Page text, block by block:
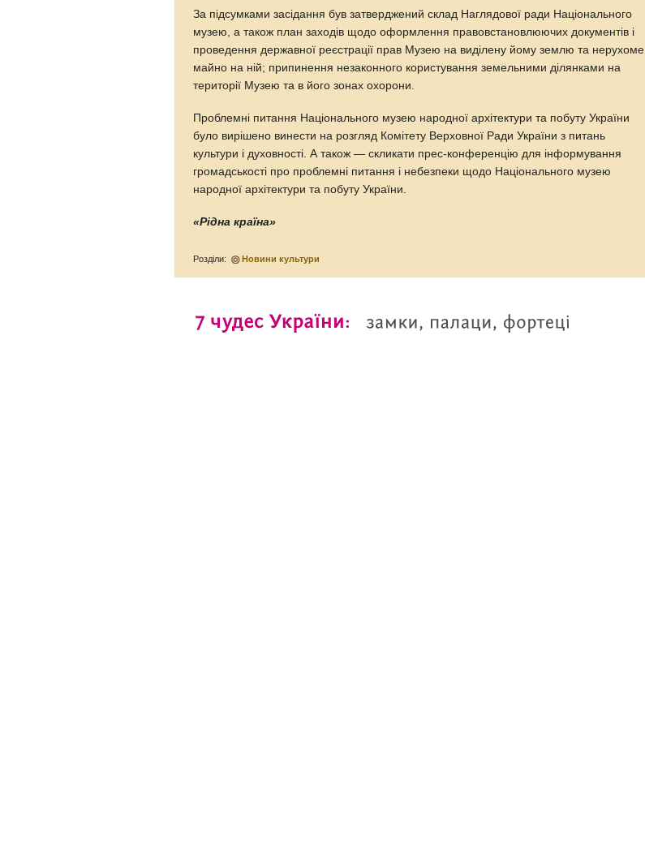
За підсумками засідання був затверджений склад Наглядової ради Національного
музею, а також план заходів щодо оформлення правовстановлюючих документів і
проведення державної реєстрації прав Музею на виділену йому землю та нерухоме
майно на ній; припинення незаконного користування земельними ділянками на
території Музею та в його зонах охорони.
Проблемні питання Національного музею народної архітектури та побуту України
було вирішено винести на розгляд Комітету Верховної Ради України з питань
культури і духовності. А також — скликати прес-конференцію для інформування
громадськості про проблемні питання і небезпеки щодо Національного музею
народної архітектури та побуту України.
«Рідна країна»
Розділи: Новини культури